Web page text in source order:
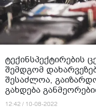
ტექინსპექტირების
შემდგომ
შესაძლოა,
გახდება
12:42 / 10-08-2022